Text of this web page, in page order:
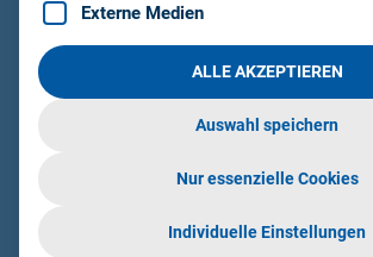
Gliederung frühzeitig festlegen:
Maske idealerweise bei Projektstart,
Leistungsverzeichnisse von Anfang
aufgebaut sind.
Struktur prüfen lassen:Lassen Sie
Einstellungen prüfen, bevor sie an
Abweichungen gezielt korrigieren:Ein
Externe Medien
ALLE AKZEPTIEREN
Auswahl speichern
Nur essenzielle Cookies
Individuelle Einstellungen